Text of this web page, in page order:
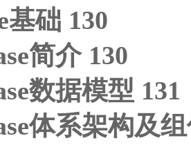
础 130
简介 130
数据模型 131
体系架构及